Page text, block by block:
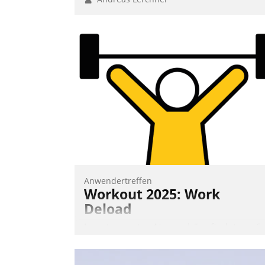
Anwendertreffen
Workout 2025: Work
Deload